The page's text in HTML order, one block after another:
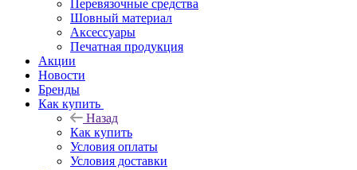
Перевязочные средства
Шовный материал
Аксессуары
Печатная продукция
Акции
Новости
Бренды
Как купить
Назад
Как купить
Условия оплаты
Условия доставки